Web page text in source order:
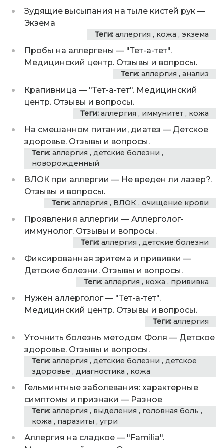
Зудящие высыпания на тыле кистей рук —
Экзема
Теги: аллергия , кожа , экзема
Пробы на аллергены — "Тет-а-тет".
Медицинский центр. Отзывы и вопросы.
Теги: аллергия , анализ
Крапивница — "Тет-а-тет". Медицинский
центр. Отзывы и вопросы.
Теги: аллергия , иммунитет , кожа
На смешанном питании, диатез — Детское
здоровье. Отзывы и вопросы.
Теги: аллергия , детские болезни ,
новорожденный
ВЛОК при аллергии — Не вреден ли лазер?.
Отзывы и вопросы.
Теги: аллергия , ВЛОК , очищение крови
Проявления аллергии — Аллерголог-
иммунолог. Отзывы и вопросы.
Теги: аллергия , детские болезни
Фиксированная эритема и прививки —
Детские болезни. Отзывы и вопросы.
Теги: аллергия , кожа , прививка
Нужен аллерголог— "Тет-а-тет".
Медицинский центр. Отзывы и вопросы.
Теги: аллергия
Уточнить болезнь методом Фоля — Детское
здоровье. Отзывы и вопросы.
Теги: аллергия , детские болезни , детское
здоровье , диагностика , кожа
Гельминтные заболевания: характерные
симптомы и признаки — Разное
Теги: аллергия , выделения , головная боль ,
кожа , паразиты , угри
Аллергия на сладкое — "Familia".